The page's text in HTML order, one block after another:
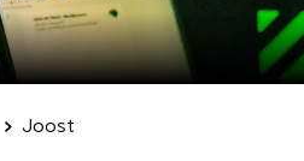
Joost